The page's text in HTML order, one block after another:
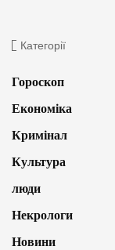
Категорії
Гороскоп
Економіка
Кримінал
Культура
люди
Некрологи
Новини